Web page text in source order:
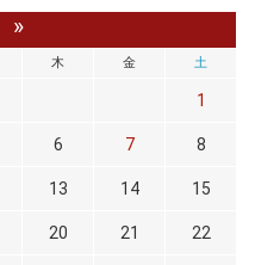
»
木 金 土
1
6 7 8
13 14 15
20 21 22